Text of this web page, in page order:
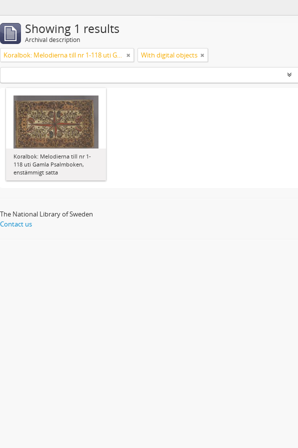
Showing 1 results
Archival description
Koralbok: Melodierna till nr 1-118 uti Gamla Psalmboken, enstämmigt satta With digital objects
Koralbok: Melodierna till nr 1-
118 uti Gamla Psalmboken,
enstämmigt satta
The National Library of Sweden
Contact us